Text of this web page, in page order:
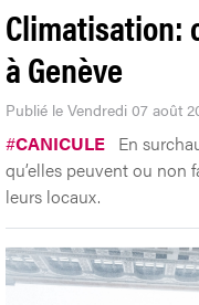
Climatisation:
à Genève
Publié le Vendredi 07 août
#CANICULE En
qu’elles peuvent ou non
leurs locaux.